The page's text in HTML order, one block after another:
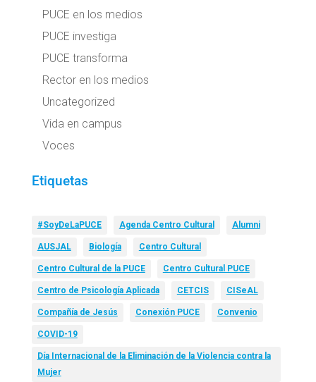
PUCE en los medios
PUCE investiga
PUCE transforma
Rector en los medios
Uncategorized
Vida en campus
Voces
Etiquetas
#SoyDeLaPUCE Agenda Centro Cultural Alumni
AUSJAL Biología Centro Cultural
Centro Cultural de la PUCE Centro Cultural PUCE
Centro de Psicología Aplicada CETCIS CISeAL
Compañía de Jesús Conexión PUCE Convenio
COVID-19
Día Internacional de la Eliminación de la Violencia contra la
Mujer